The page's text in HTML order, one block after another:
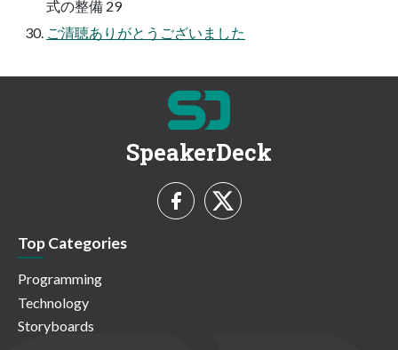
式の整備 29
ご清聴ありがとうございました
SpeakerDeck
Top Categories
Programming
Technology
Storyboards